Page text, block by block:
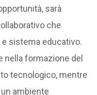
sarà
che
sistema educativo.
nella formazione del
tecnologico, mentre
ambiente